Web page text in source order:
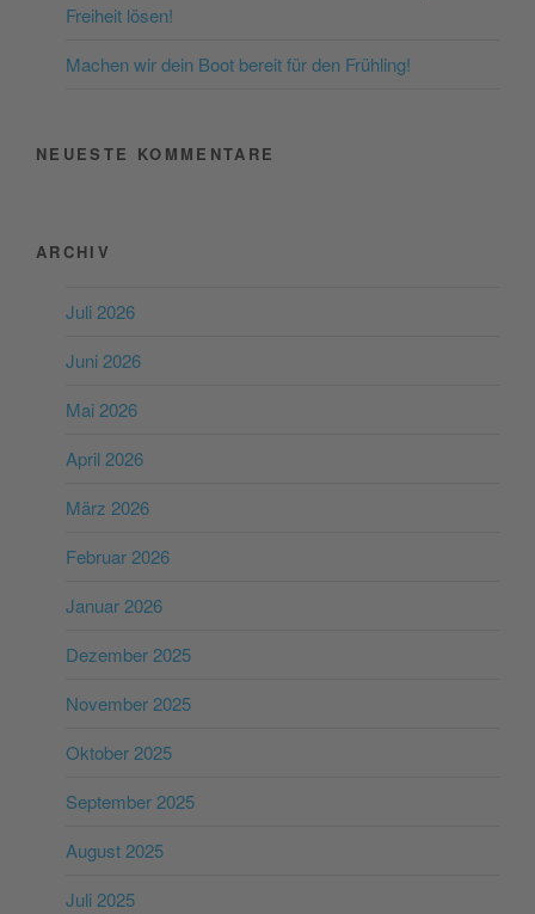
Freiheit lösen!
Machen wir dein Boot bereit für den Frühling!
NEUESTE KOMMENTARE
ARCHIV
Juli 2026
Juni 2026
Mai 2026
April 2026
März 2026
Februar 2026
Januar 2026
Dezember 2025
November 2025
Oktober 2025
September 2025
August 2025
Juli 2025